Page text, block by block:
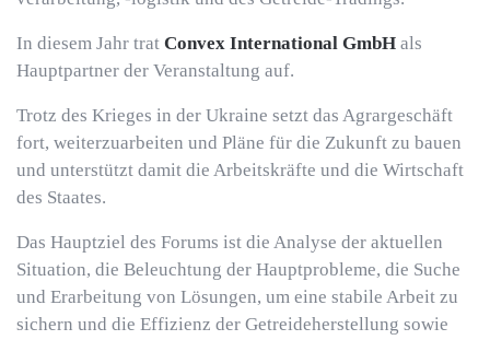
In diesem Jahr trat Convex International GmbH als
Hauptpartner der Veranstaltung auf.
Trotz des Krieges in der Ukraine setzt das Agrargeschäft
fort, weiterzuarbeiten und Pläne für die Zukunft zu bauen
und unterstützt damit die Arbeitskräfte und die Wirtschaft
des Staates.
Das Hauptziel des Forums ist die Analyse der aktuellen
Situation, die Beleuchtung der Hauptprobleme, die Suche
und Erarbeitung von Lösungen, um eine stabile Arbeit zu
sichern und die Effizienz der Getreideherstellung sowie